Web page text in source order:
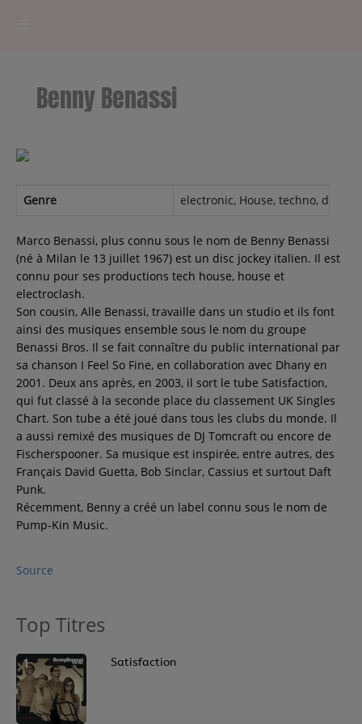
RADIOPLAYER
PODCASTS
CONCOURS
Contact
Contact
Régie Publicitaire
Fréquences
Recherche d'un titre
Benny Benassi
Genre electronic, House, techno, dance,
Marco Benassi, plus connu sous le nom de Benny Benassi
(né à Milan le 13 juillet 1967) est un disc jockey italien. Il est
connu pour ses productions tech house, house et
electroclash.
Son cousin, Alle Benassi, travaille dans un studio et ils font
ainsi des musiques ensemble sous le nom du groupe
Benassi Bros. Il se fait connaître du public international par
sa chanson I Feel So Fine, en collaboration avec Dhany en
2001. Deux ans après, en 2003, il sort le tube Satisfaction,
qui fut classé à la seconde place du classement UK Singles
Chart. Son tube a été joué dans tous les clubs du monde. Il
a aussi remixé des musiques de DJ Tomcraft ou encore de
Fischerspooner. Sa musique est inspirée, entre autres, des
Français David Guetta, Bob Sinclar, Cassius et surtout Daft
Punk.
Récemment, Benny a créé un label connu sous le nom de
Pump-Kin Music.
Source
Top Titres
1 Satisfaction